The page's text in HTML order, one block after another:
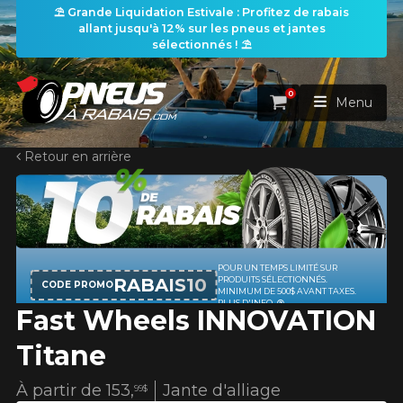
⛱️ Grande Liquidation Estivale : Profitez de rabais
allant jusqu'à 12% sur les pneus et jantes
sélectionnés ! ⛱️
ACCUEIL
PNEUS
RECHERCHE DE PNEUS VOIR TOUT
Rechercher par
Par dimensions Par véhicule
Recherche par dimensions
ROUES
RECHERCHE DE ROUES VOIR TOUT
ENSEMBLES
RECHERCHE D'ENSEMBLES
PROMOTIONS
Panier
0
Menu
Retour en arrière
Fast Wheels INNOVATION
Titane
Jante d'alliage
À partir de153,99$
CODE PROMORABAIS10
POUR UN TEMPS LIMITÉ SUR
PRODUITS SÉLECTIONNÉS.
MINIMUM DE 500$ AVANT TAXES.
PLUS D'INFO